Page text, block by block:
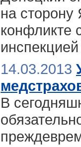
на
конфликте
14.03.2013
В